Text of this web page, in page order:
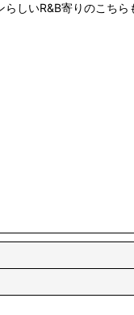
しいR&B寄りのこちら